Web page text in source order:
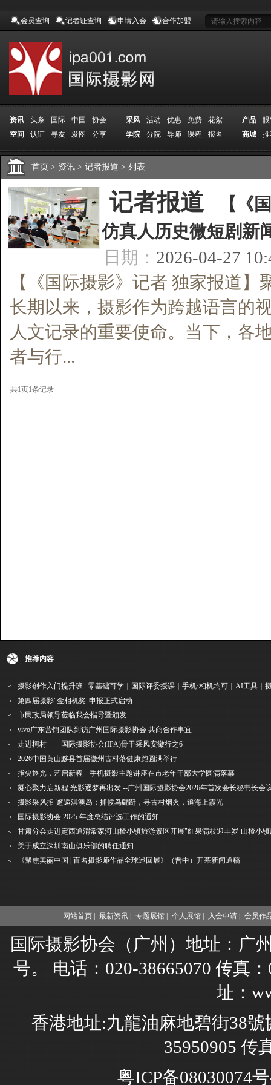
会员查询 记者证查询 申请入会 合作加盟
资讯 头条 国际 中国 协会 采风 活动 优惠 免费 花絮 产品
空间
认证 寻友 发图 分享 学院 分院 导师 课程 报名 商城
首页 > 资讯 > 记者报道 > 列表
记者报道
【《
仿真人历史微短剧新
日期： 2026-04-27
【《国际摄影》记者 独家报道
长期以来，摄影作为跨越语言的
人文记录的重要使命。当下，各
者与行...
共1页1条记录
推荐内容
第四届摄影"金相机奖"申报正式启动
市民政局领导莅临我会指导暨颁发
vivo广东营销团队到访广州国际摄影协会 共商合作事宜
走进柯村——国际摄影协会(IPA)骨干采风安徽行之6
2026中国黄山黟县首届徽州古村落健康跑圆满举行
指尖逐光，艺启新程 --手机摄影主题讲座在市老年干部大学圆满落幕
凝心聚力启新程 光影逐梦再出发 --广州国际摄影协会2026年首次会长秘书长会
摄影采风招·邂逅淇澳岛：捕候鸟翩跹，寻古村烟火，追海上霞光
国际摄影协会 2025 年度总结评选工作的通知
关于成立深圳南山俱乐部的聘任通知
《聚焦美丽中国 | 百名摄影师作品全球巡回展》（晋中）开幕新闻通稿
网站首页 | 最新资讯 | 专题展馆 | 个人展馆 | 入会申请 | 会员作
国际摄影协会（广州）地址：广
号。 电话：020-38665070 传真
址：
香港地址:九龍油麻地碧街38
35950905 传
粤ICP备08030074